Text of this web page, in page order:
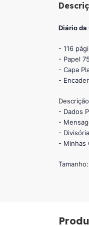
Diário da
- 116
- Papel
- Capa
-
- Dados
-
-
- Minhas